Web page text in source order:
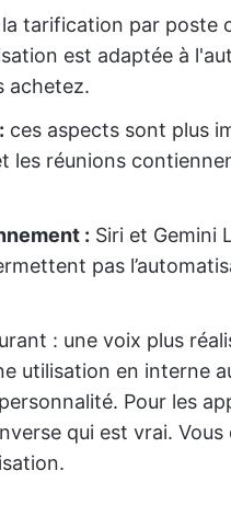
la tarification par poste
est adaptée à
achetez.
ces aspects sont plus
les réunions
: Siri et Gemini
pas
: une voix plus
utilisation en interne
Pour les
qui est vrai.